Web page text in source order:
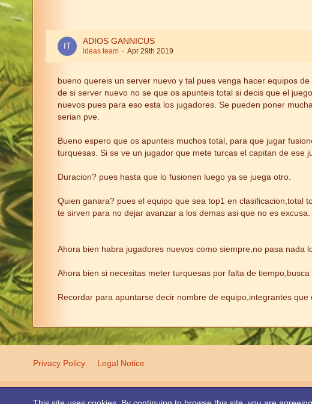
ADIOS GANNICUS
ideas team Apr 29th 2019
bueno quereis un server nuevo y tal pues venga hacer equipos
de si server nuevo no se que os apunteis total si decis que el
nuevos pues para eso esta los jugadores. Se pueden poner
serian pve.
Bueno espero que os apunteis muchos total, para que jugar
turquesas. Si se ve un jugador que mete turcas el capitan de ese
Duracion? pues hasta que lo fusionen luego ya se juega otro.
Quien ganara? pues el equipo que sea top1 en clasificacion,total
te sirven para no dejar avanzar a los demas asi que no es excusa.
Ahora bien habra jugadores nuevos como siempre,no pasa nada
Ahora bien si necesitas meter turquesas por falta de
Recordar para apuntarse decir nombre de equipo,integrantes que
Privacy Policy Legal Notice